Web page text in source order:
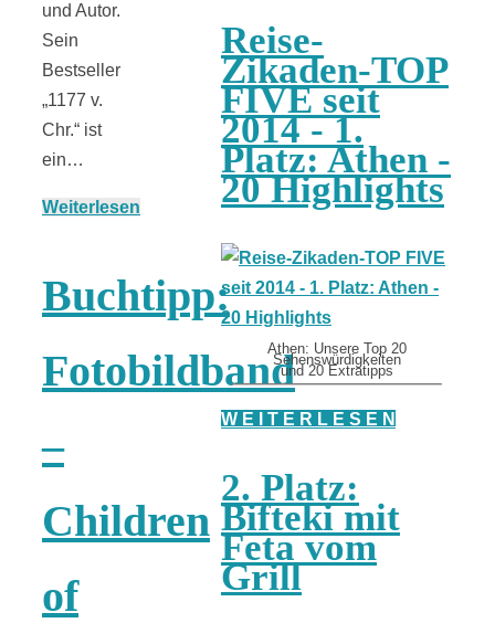
und Autor.
Sein
Bestseller
„1177 v.
Chr.“ ist
ein…
Weiterlesen
Buchtipp:
Fotobildband
–
Children
of
Reise-
Zikaden-TOP
FIVE seit
2014 - 1.
Platz: Athen -
20 Highlights
Athen: Unsere Top 20
Sehenswürdigkeiten
und 20 Extratipps
W E I T E R L E S E N
2. Platz:
Bifteki mit
Feta vom
Grill